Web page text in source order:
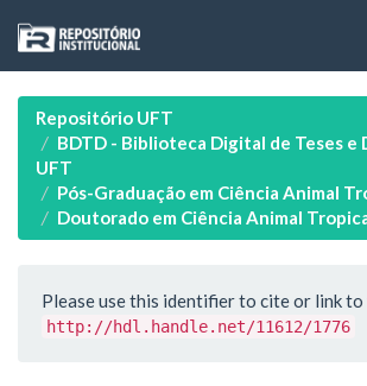
navigation
Repositório UFT
BDTD - Biblioteca Digital de Teses e
UFT
Pós-Graduação em Ciência Animal
Doutorado em Ciência Animal
Please use this identifier to cite or link to
http://hdl.handle.net/11612/1776